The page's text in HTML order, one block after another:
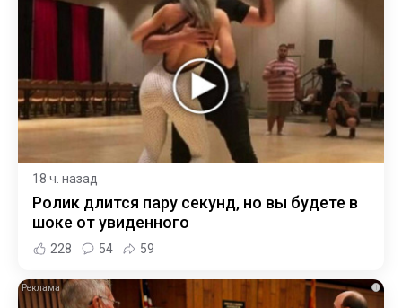
18 ч. назад
Ролик длится пару секунд, но вы будете в
шоке от увиденного
228 54 59
i